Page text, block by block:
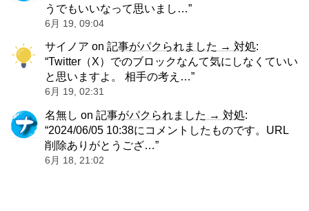
うでもいいなって思いまし… ”
6月 19, 09:04
サイノア on 記事がパクられました → 対処:
“Twitter（X）でのブロックなんて気にしなくていい
と思いますよ。 相手の考え…”
6月 19, 02:31
名無し on 記事がパクられました → 対処:
“2024/06/05 10:38にコメントしたものです。URL
削除ありがとうござ…”
6月 18, 21:02